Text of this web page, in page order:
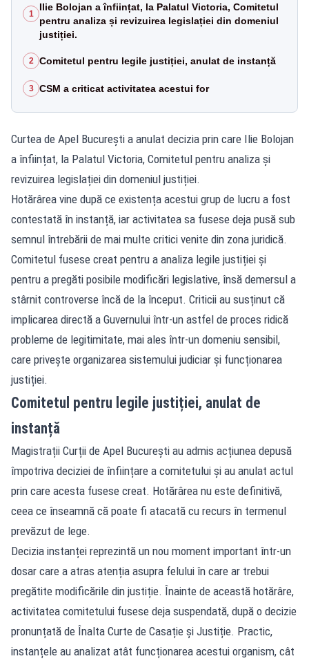
1
Ilie Bolojan a înființat, la Palatul Victoria, Comitetul
pentru analiza și revizuirea legislației din domeniul
justiției.
2 Comitetul pentru legile justiției, anulat de instanță
3 CSM a criticat activitatea acestui for
Curtea de Apel București a anulat decizia prin care Ilie Bolojan
a înființat, la Palatul Victoria, Comitetul pentru analiza și
revizuirea legislației din domeniul justiției.
Hotărârea vine după ce existența acestui grup de lucru a fost
contestată în instanță, iar activitatea sa fusese deja pusă sub
semnul întrebării de mai multe critici venite din zona juridică.
Comitetul fusese creat pentru a analiza legile justiției și
pentru a pregăti posibile modificări legislative, însă demersul a
stârnit controverse încă de la început. Criticii au susținut că
implicarea directă a Guvernului într-un astfel de proces ridică
probleme de legitimitate, mai ales într-un domeniu sensibil,
care privește organizarea sistemului judiciar și funcționarea
justiției.
Comitetul pentru legile justiției, anulat de
instanță
Magistrații Curții de Apel București au admis acțiunea depusă
împotriva deciziei de înființare a comitetului și au anulat actul
prin care acesta fusese creat. Hotărârea nu este definitivă,
ceea ce înseamnă că poate fi atacată cu recurs în termenul
prevăzut de lege.
Decizia instanței reprezintă un nou moment important într-un
dosar care a atras atenția asupra felului în care ar trebui
pregătite modificările din justiție. Înainte de această hotărâre,
activitatea comitetului fusese deja suspendată, după o decizie
pronunțată de Înalta Curte de Casație și Justiție. Practic,
instanțele au analizat atât funcționarea acestui organism, cât